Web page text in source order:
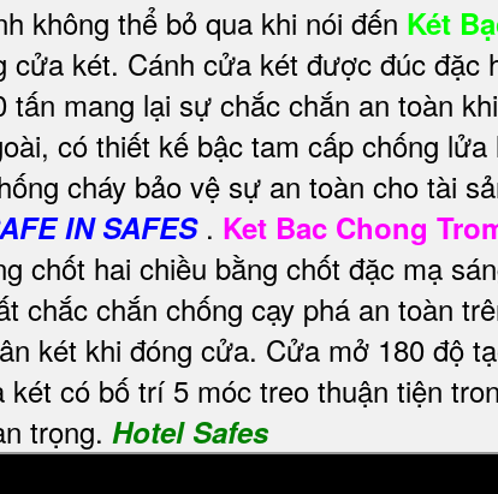
không thể bỏ qua khi nói đến Két
cửa két. Cánh cửa két được đúc đặc
tấn mang lại sự chắc chắn an toàn
có thiết kế bậc tam cấp chống lửa
cháy bảo vệ sự an toàn cho tài
IN SAFES. Ket Bac Chong
chốt hai chiều bằng chốt đặc mạ
chắc chắn chống cạy phá an toàn
két khi đóng cửa. Cửa mở 180 độ
két có bố trí 5 móc treo thuận tiện
trọng. Hotel Safes